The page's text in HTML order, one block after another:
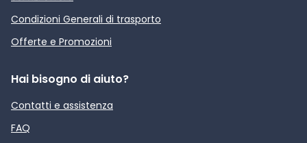
Condizioni Generali di trasporto
Offerte e Promozioni
Hai bisogno di aiuto?
Contatti e assistenza
FAQ